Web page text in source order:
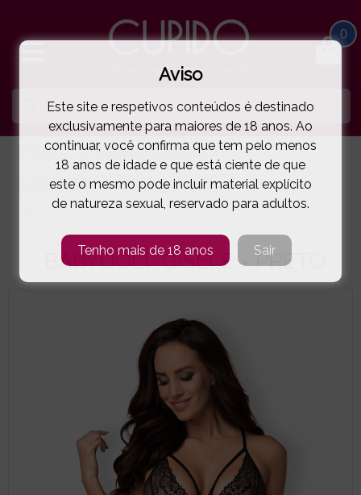
0
LINGERIE E ROUPA MULHER
CAMISAS NOITE | BABYDOLLS OBSESSIVE
BABYDOLL GISELE - PRETO
Aviso
Este site e respetivos conteúdos é destinado
exclusivamente para maiores de 18 anos. Ao
continuar, você confirma que tem pelo menos
18 anos de idade e que está ciente de que
este o mesmo pode incluir material explícito
de natureza sexual, reservado para adultos.
Tenho mais de 18 anos Sair